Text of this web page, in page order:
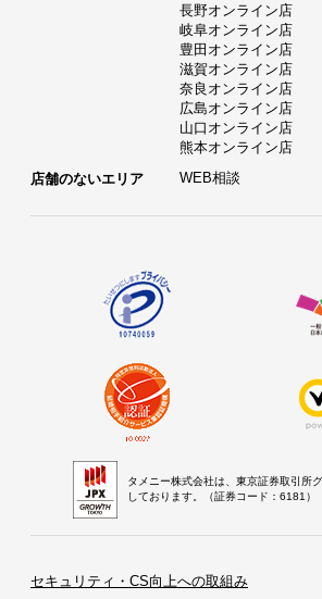
長野オンライン店
岐阜オンライン店
豊田オンライン店
滋賀オンライン店
奈良オンライン店
広島オンライン店
山口オンライン店
熊本オンライン店
店舗のないエリア
WEB相談
タメニー株式会社は、東京証券取引所
しております。（証券コード：6181）
セキュリティ・CS向上への取組み